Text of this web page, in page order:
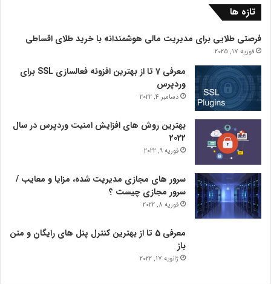
تازه ها
فرصتی طلایی برای مدیریت مالی هوشمندانه با خرید طلای اقساطی
فوریه 17, 2025
معرفی 7 تا از بهترین افزونه فعالسازی SSL برای
وردپرس
دسامبر 4, 2022
بهترین روش های افزایش امنیت وردپرس در سال
2022
فوریه 9, 2022
سرور های مجازی مدیریت شده، مزایا و معایب /
سرور مجازی چیست ؟
فوریه 8, 2022
معرفی 5 تا از بهترین کنترل پنل های رایگان و متن
باز
ژانویه 17, 2022